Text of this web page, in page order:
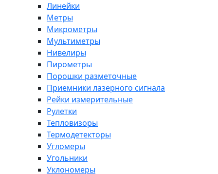
Линейки
Метры
Микрометры
Мультиметры
Нивелиры
Пирометры
Порошки разметочные
Приемники лазерного сигнала
Рейки измерительные
Рулетки
Тепловизоры
Термодетекторы
Угломеры
Угольники
Уклономеры